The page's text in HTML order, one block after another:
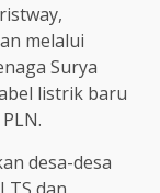
melalui
Surya
listrik baru
desa-desa